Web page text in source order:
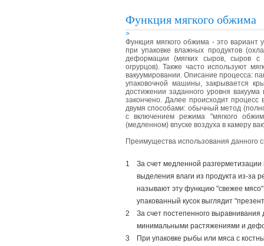
Функция мягкого обжима
>
Функция мягкого обжима - это вариант
при упаковке влажных продуктов
деформации (мягких сыров, сыров
огрурцов). Также часто используют
вакуумировании. Описание процесса:
упаковочной машины, закрывается
достижении заданного уровня
закончено. Далее происходит процесс
двумя способами: обычный метод
с включением режима "мягкого
(медленном) впуске воздуха в камеру
Преимущества использования данного
1
За счет медленной
выделения влаги из продукта из-за
называют эту функцию "свежее
упакованный кусок выглядит
2
За счет постепенного
минимальными растяжениями и
3
При упаковке рыбы или мяса с